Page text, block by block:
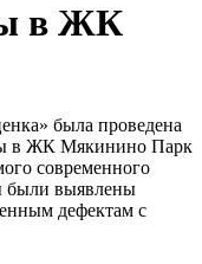
в ЖК
была проведена
в ЖК Мякинино Парк
современного
были выявлены
дефектам с